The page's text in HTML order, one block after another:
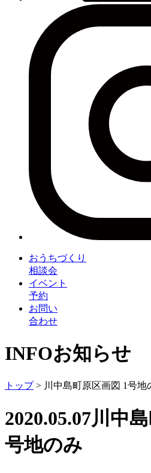
おうちづくり
相談会
イベント
予約
お問い
合わせ
INFOお知らせ
トップ> 川中島町原区画図 1号地
2020.05.07川中
号地のみ